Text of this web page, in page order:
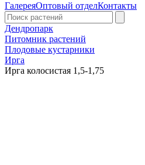
ГалереяОптовый отделКонтакты
Дендропарк
Питомник растений
Плодовые кустарники
Ирга
Ирга колосистая 1,5-1,75